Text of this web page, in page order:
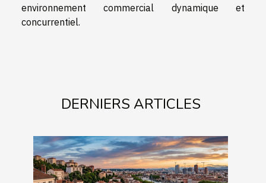
environnement commercial dynamique et
concurrentiel.
DERNIERS ARTICLES